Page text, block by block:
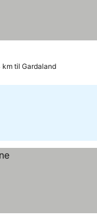
km til Gardaland